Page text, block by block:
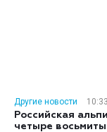
Другие новости
10:33
Российская
четыре